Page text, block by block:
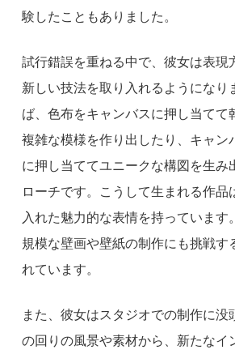
験したこともありました。
試行錯誤を重ねる中で、彼女は表現
新しい技法を取り入れるようになり
ば、色布をキャンバスに押し当てて
複雑な模様を作り出したり、キャン
に押し当ててユニークな構図を生み
ローチです。こうして生まれる作品
入れた魅力的な表情を持っています
規模な壁画や壁紙の制作にも挑戦す
れています。
また、彼女はスタジオでの制作に没
の回りの風景や素材から、新たなイ